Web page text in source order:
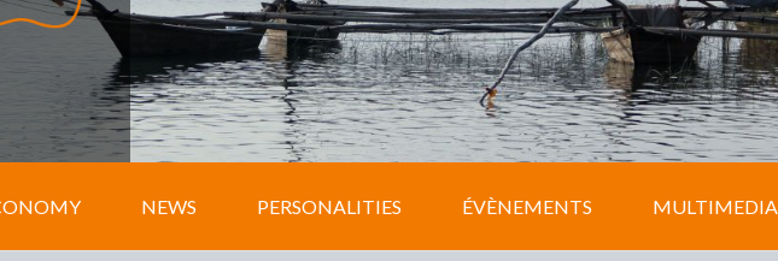
NEWS PERSONALITIES ÉVÈNEMENTS MULTIMEDIA